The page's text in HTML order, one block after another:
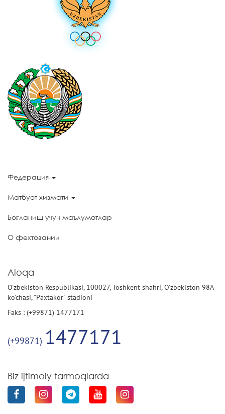
Федерация
Матбуот хизмати
Боғланиш учун маълумотлар
О фехтовании
Aloqa
O'zbekiston Respublikasi, 100027, Toshkent shahri, O'zbekiston 98A
ko'chasi, "Paxtakor" stadioni
Faks : (+99871) 1477171
(+99871) 1477171
Biz ijtimoiy tarmoqlarda